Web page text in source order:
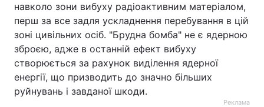
навколо зони вибуху радіоактивним матеріалом,
перш за все задля ускладнення перебування в цій
зоні цивільних осіб. "Брудна бомба" не є ядерною
зброєю, адже в останній ефект вибуху
створюється за рахунок виділення ядерної
енергії, що призводить до значно більших
руйнувань і завданої шкоди.
Реклама